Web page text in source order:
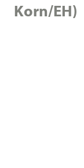
Korn/EH)